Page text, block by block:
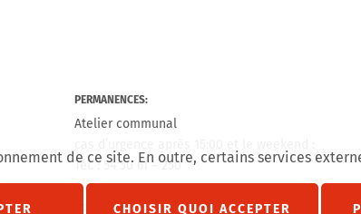
PERMANENCES:
Atelier communal
Tél. : 54 50 61 – 250
État civil
de ce site. En outre, certains services
CHOISIR QUOI ACCEPTER